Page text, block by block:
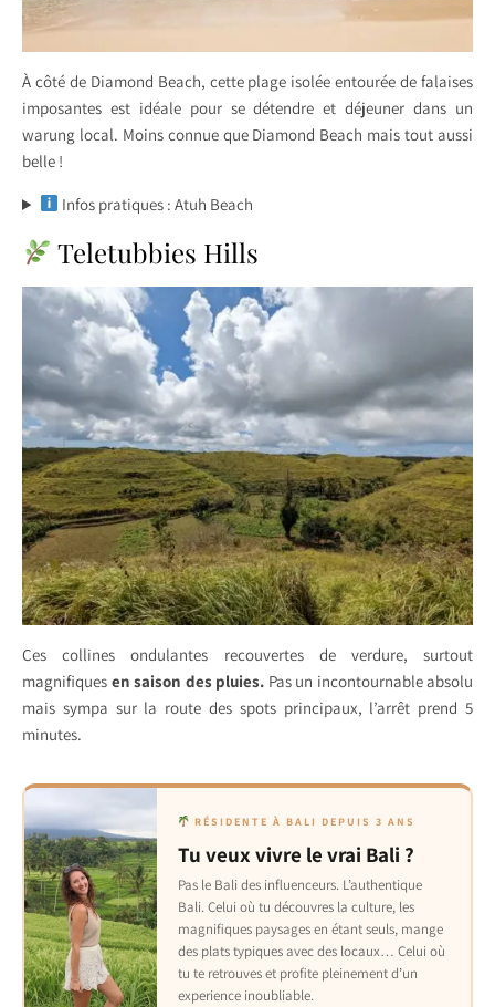
À côté de Diamond Beach, cette plage isolée entourée de falaises
imposantes est idéale pour se détendre et déjeuner dans un
warung local. Moins connue que Diamond Beach mais tout aussi
belle !
Infos pratiques : Atuh Beach
Teletubbies Hills
Ces collines ondulantes recouvertes de verdure, surtout
magnifiques en saison des pluies. Pas un incontournable absolu
mais sympa sur la route des spots principaux, l’arrêt prend 5
minutes.
RÉSIDENTE À BALI DEPUIS 3 ANS
Tu veux vivre le vrai Bali ?
Pas le Bali des influenceurs. L’authentique
Bali. Celui où tu découvres la culture, les
magnifiques paysages en étant seuls, mange
des plats typiques avec des locaux… Celui où
tu te retrouves et profite pleinement d’un
experience inoubliable.